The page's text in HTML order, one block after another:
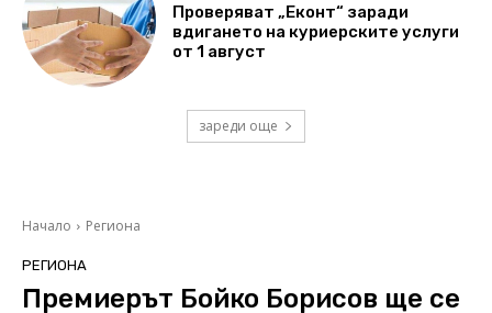
Проверяват „Еконт“ заради
вдигането на куриерските услуги
от 1 август
зареди още